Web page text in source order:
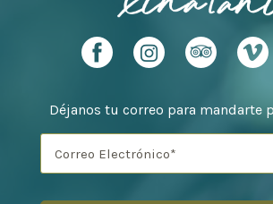
Déjanos tu correo para mandarte